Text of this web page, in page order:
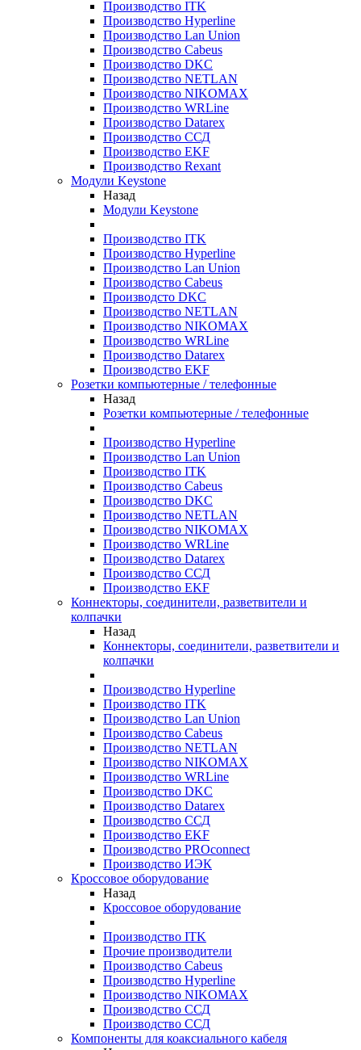
Производство ITK
Производство Hyperline
Производство Lan Union
Производство Cabeus
Производство DKC
Производство NETLAN
Производство NIKOMAX
Производство WRLine
Производство Datarex
Производство ССД
Производство EKF
Производство Rexant
Модули Keystone
Назад
Модули Keystone
Производство ITK
Производство Hyperline
Производство Lan Union
Производство Cabeus
Производсто DKC
Производство NETLAN
Производство NIKOMAX
Производство WRLine
Производство Datarex
Производство EKF
Розетки компьютерные / телефонные
Назад
Розетки компьютерные / телефонные
Производство Hyperline
Производство Lan Union
Производство ITK
Производство Cabeus
Производство DKC
Производство NETLAN
Производство NIKOMAX
Производство WRLine
Производство Datarex
Производство ССД
Производство EKF
Коннекторы, соединители, разветвители и
колпачки
Назад
Коннекторы, соединители, разветвители и
колпачки
Производство Hyperline
Производство ITK
Производство Lan Union
Производство Cabeus
Производство NETLAN
Производство NIKOMAX
Производство WRLine
Производство DKC
Производство Datarex
Производство ССД
Производство EKF
Производство PROconnect
Производство ИЭК
Кроссовое оборудование
Назад
Кроссовое оборудование
Производство ITK
Прочие производители
Производство Cabeus
Производство Hyperline
Производство NIKOMAX
Производство ССД
Производство ССД
Компоненты для коаксиального кабеля